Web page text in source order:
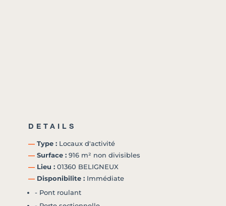
DETAILS
― Type : Locaux d'activité
― Surface : 916 m² non divisibles
― Lieu : 01360 BELIGNEUX
― Disponibilite : Immédiate
- Pont roulant